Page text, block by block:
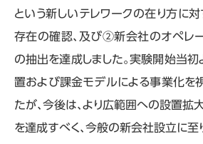
という新しいテレワークの在り方に
存在の確認、及び②新会社のオペレ
の抽出を達成しました。実験開始当初
置および課金モデルによる事業化を
たが、今後は、より広範囲への設置拡
を達成すべく、今般の新会社設立に至